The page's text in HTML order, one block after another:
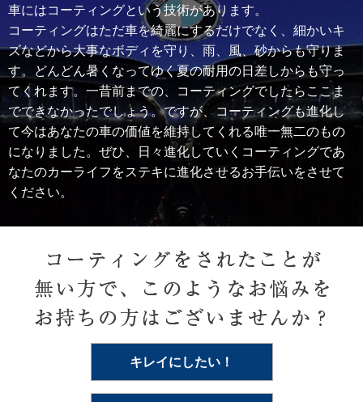
車にはコーティングという技術があります。
コーティングはただ車を綺麗にするだけでなく、細かいキ
ズなどから大事なボディを守り、雨、風、砂からも守りま
す。どんどん暑くなってゆく夏の耐用の日差しからも守っ
てくれます。一昔前までの、コーティングでしたらここま
でできなかったでしょう。ですが、コーティングも進化し
て今はあなたの車の価値を維持してくれる唯一無二のもの
になりました。ぜひ、日々進化していくコーティングであ
なたのカーライフをステキに進化させるお手伝いをさせて
ください。
キレイにしたい！